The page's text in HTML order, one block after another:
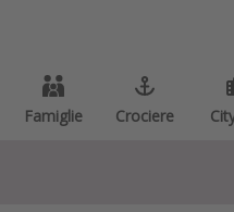
Famiglie Crociere